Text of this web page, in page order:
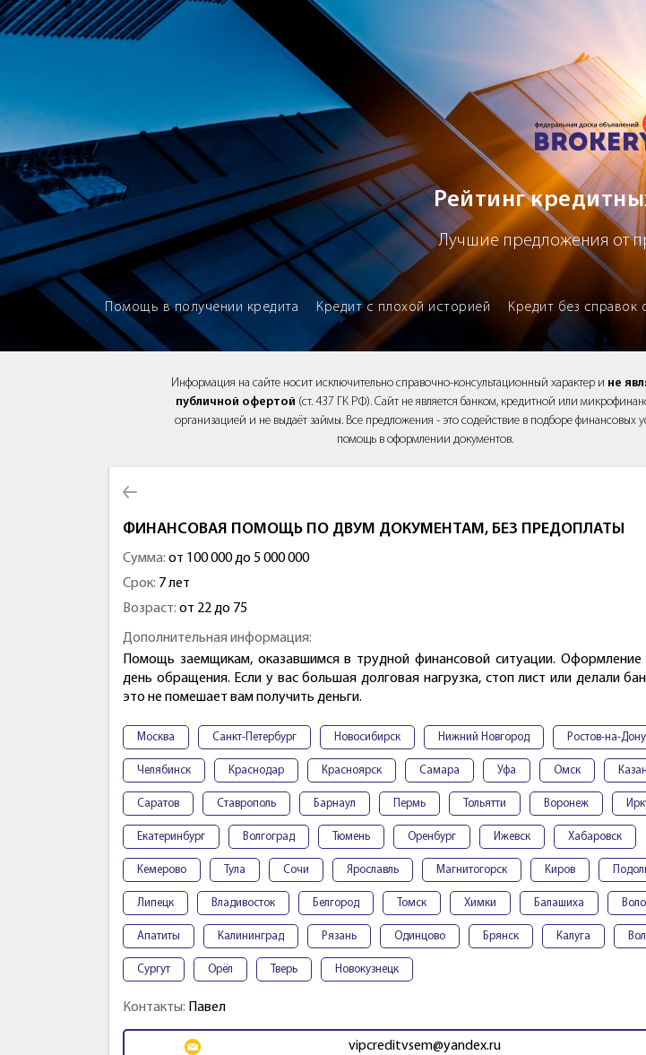
Brokery365 - Рейтинг кредитных брокеров
Рейтинг
Лучшие предложения от
Помощь в получении кредита Кредит с плохой историей Кредит без справок
Информация на сайте носит исключительно справочно-консультационный характер и не
публичной офертой (ст. 437 ГК РФ). Сайт не является банком, кредитной или
организацией и не выдаёт займы. Все предложения - это содействие в подборе финансовых
помощь в оформлении документов.
ФИНАНСОВАЯ ПОМОЩЬ ПО ДВУМ ДОКУМЕНТАМ, БЕЗ ПРЕДОПЛАТЫ
Сумма: от 100 000 до 5 000 000
Срок: 7 лет
Возраст: от 22 до 75
Дополнительная информация:
Помощь заемщикам, оказавшимся в трудной финансовой ситуации. Оформление
день обращения. Если у вас большая долговая нагрузка, стоп лист или делали
это не помешает вам получить деньги.
Москва Санкт-Петербург Новосибирск Нижний Новгород Ростов-на-Дону
Челябинск Краснодар Красноярск Самара Уфа Омск
Саратов Ставрополь Барнаул Пермь Тольятти Воронеж
Екатеринбург Волгоград Тюмень Оренбург Ижевск Хабаровск
Кемерово Тула Сочи Ярославль Магнитогорск Киров
Липецк Владивосток Белгород Томск Химки Балашиха
Апатиты Калининград Рязань Одинцово Брянск Калуга
Сургут Орёл Тверь Новокузнецк
Контакты: Павел
vipcreditvsem@yandex.ru